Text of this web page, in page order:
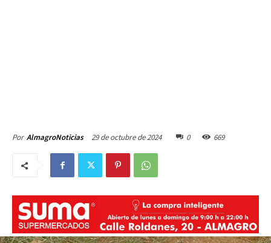
Por AlmagroNoticias 29 de octubre de 2024 0 669